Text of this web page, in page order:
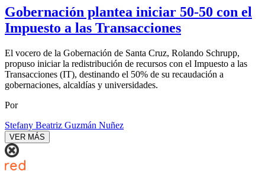
Gobernación plantea iniciar 50-50 con el
Impuesto a las Transacciones
El vocero de la Gobernación de Santa Cruz, Rolando Schrupp,
propuso iniciar la redistribución de recursos con el Impuesto a las
Transacciones (IT), destinando el 50% de su recaudación a
gobernaciones, alcaldías y universidades.
Por
Stefany Beatriz Guzmán Nuñez
VER MÁS